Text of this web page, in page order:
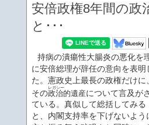
安倍政権8年間の政
と･･･
持病の潰瘍性大腸炎の悪化を
に安倍総理が辞任の意向を表明
た。憲政史上最長の政権だけに
その政治的遺産
レガシー
について言及が
ている。真似して総括してみる
と、内閣支持率を下げないよう